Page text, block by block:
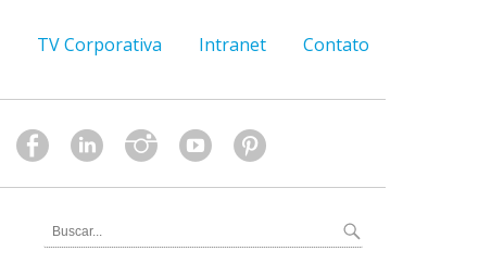
TV Corporativa Intranet Contato